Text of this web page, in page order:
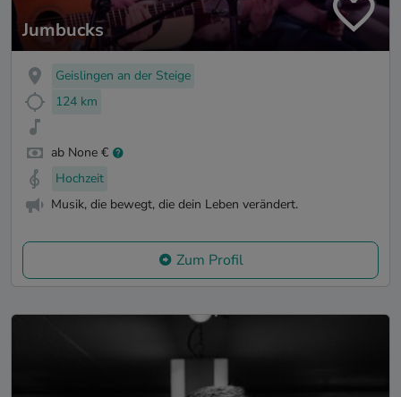
Jumbucks
Geislingen an der Steige
124 km
ab None €
Hochzeit
Musik, die bewegt, die dein Leben verändert.
Zum Profil